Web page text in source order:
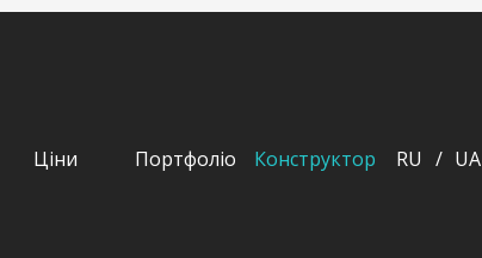
Ціни Портфоліо Конструктор RU UA